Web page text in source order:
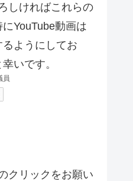
しければこれらの
YouTube動画は
ようにしてお
いです。
クリックをお願い